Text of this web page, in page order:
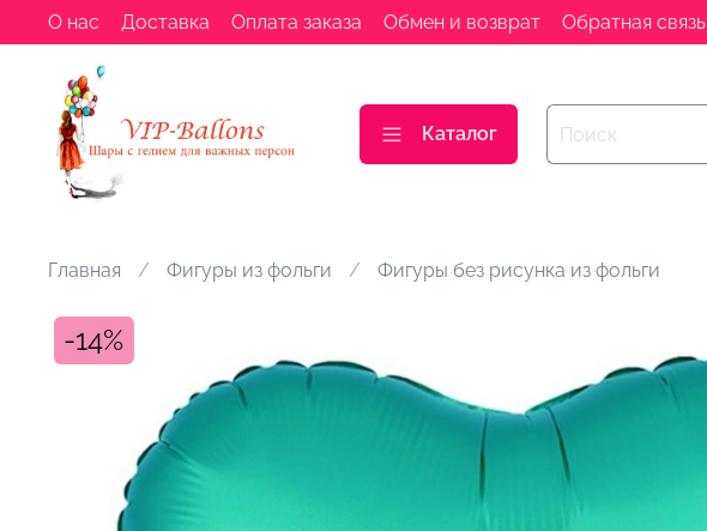
О нас Доставка Оплата заказа Обмен и возврат Обратная связь
Каталог
Главная Фигуры из фольги Фигуры без рисунка из фольги
-14%